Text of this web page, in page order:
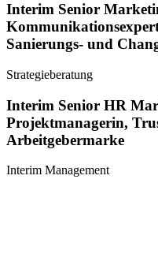
Interim Senior
Sanierungs- und
Strategieberatung
Interim Senior HR
Projektmanagerin,
Arbeitgebermarke
Interim Management